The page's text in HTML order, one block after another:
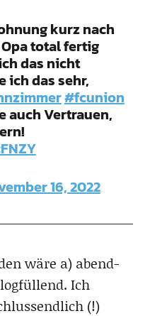
kurz nach
total fertig
das nicht
ich das sehr,
#fcunion
auch Vertrauen,
16, 2022
wäre a) abend-
Ich
(!)